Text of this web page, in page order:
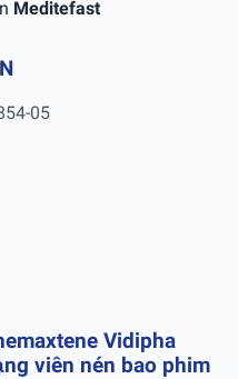
Meditefast
05
Vidipha
viên nén bao phim